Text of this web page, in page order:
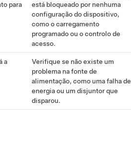
para
está bloqueado por nenhuma
configuração do dispositivo,
como o carregamento
programado ou o controlo de
acesso.
a
Verifique se não existe um
problema na fonte de
alimentação, como uma falha de
energia ou um disjuntor que
disparou.